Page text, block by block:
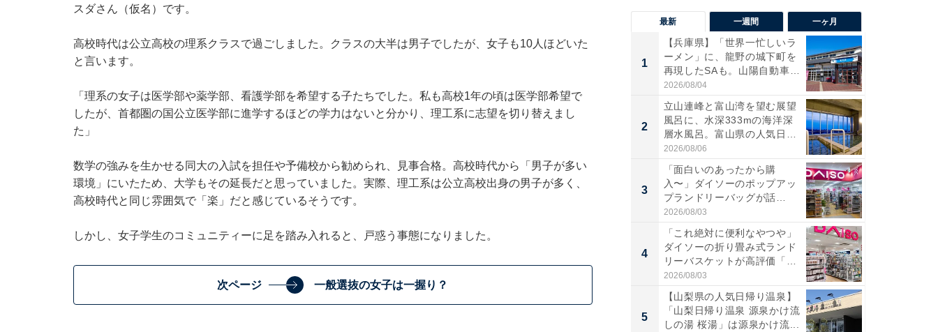
スダさん（仮名）です。
高校時代は公立高校の理系クラスで過ごしました。クラスの大半は男子でしたが、女子も10人ほどいた
と言います。
「理系の女子は医学部や薬学部、看護学部を希望する子たちでした。私も高校1年の頃は医学部希望で
したが、首都圏の国公立医学部に進学するほどの学力はないと分かり、理工系に志望を切り替えまし
た」
数学の強みを生かせる同大の入試を担任や予備校から勧められ、見事合格。高校時代から「男子が多い
環境」にいたため、大学もその延長だと思っていました。実際、理工系は公立高校出身の男子が多く、
高校時代と同じ雰囲気で「楽」だと感じているそうです。
しかし、女子学生のコミュニティーに足を踏み入れると、戸惑う事態になりました。
次ページ 一般選抜の女子は一握り？
最新 一週間 一ヶ月
1
【兵庫県】「世界一忙しいラ
ーメン」に、龍野の城下町を
再現したSAも。山陽自動車
道...
2026/08/04
2
立山連峰と富山湾を望む展望
風呂に、水深333mの海洋深
層水風呂。富山県の人気日
帰...
2026/08/06
3
「面白いのあったから購
入〜」ダイソーのポップアッ
プランドリーバッグが話
題。“さま...
2026/08/03
4
「これ絶対に便利なやつや」
ダイソーの折り畳み式ランド
リーバスケットが高評価「使
わ...
2026/08/03
5
【山梨県の人気日帰り温泉】
「山梨日帰り温泉 源泉かけ流
しの湯 桜湯」は源泉かけ流...